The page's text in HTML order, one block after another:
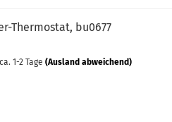
Thermostat, bu0677
ca. 1-2 Tage (Ausland abweichend)